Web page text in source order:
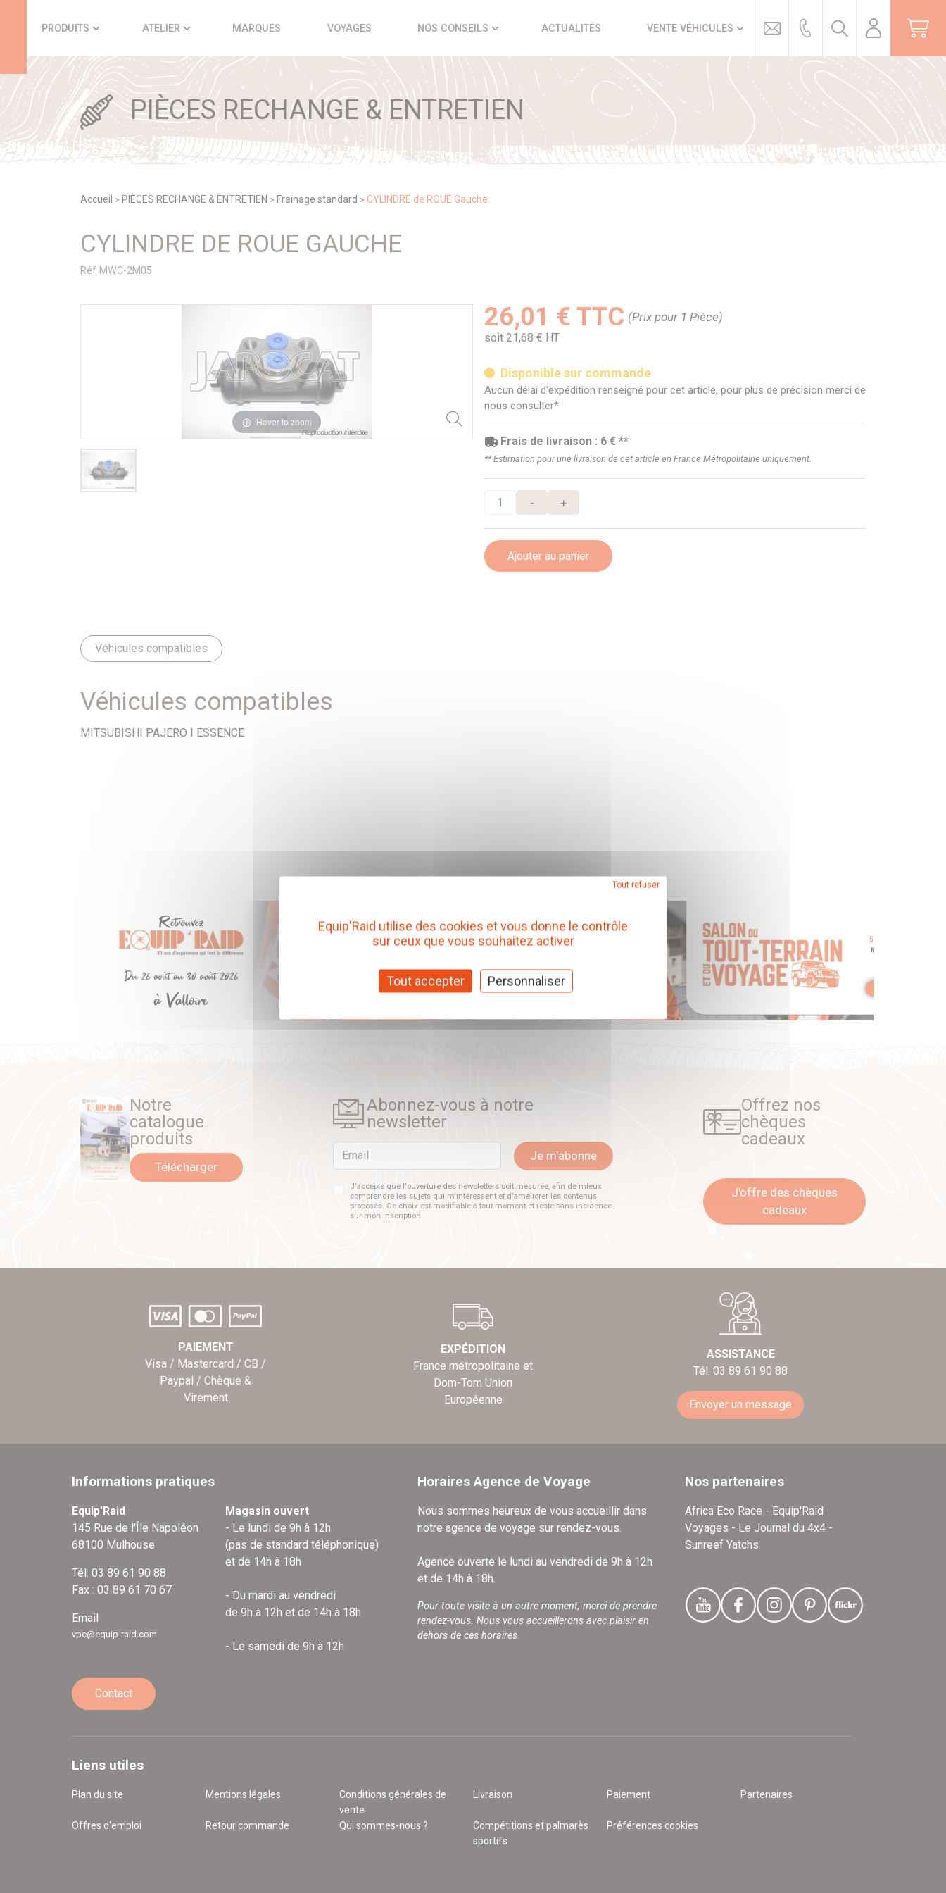
PRODUITS ATELIER MARQUES VOYAGES NOS CONSEILS ACTUALITÉS VENTE VÉHICULES
PIÈCES RECHANGE & ENTRETIEN
Accueil > PIÈCES RECHANGE & ENTRETIEN > Freinage standard > CYLINDRE de ROUE Gauche
CYLINDRE DE ROUE GAUCHE
Réf MWC-2M05
Hover to zoom
26,01 € TTC (Prix pour 1 Pièce)
soit 21,68 € HT
Disponible sur commande
Aucun délai d'expédition renseigné pour cet article, pour plus de précision merci de
nous consulter*
Frais de livraison : 6 € **
** Estimation pour une livraison de cet article en France Métropolitaine uniquement.
- +
Ajouter au panier
Véhicules compatibles
Véhicules compatibles
MITSUBISHI PAJERO I ESSENCE
Notre
catalogue
produits
Télécharger
Abonnez-vous à notre
newsletter
Email Je m'abonne
J'accepte que l'ouverture des newsletters soit mesurée, afin de mieux
comprendre les sujets qui m'intéressent et d'améliorer les contenus
proposés. Ce choix est modifiable à tout moment et reste sans incidence
sur mon inscription.
Offrez nos
chèques
cadeaux
J'offre des chèques
cadeaux
PAIEMENT
Visa / Mastercard / CB /
Paypal / Chèque &
Virement
EXPÉDITION
France métropolitaine et
Dom-Tom Union
Européenne
ASSISTANCE
Tél. 03 89 61 90 88
Envoyer un message
Informations pratiques
Equip'Raid
145 Rue de l'Île Napoléon
68100 Mulhouse
Tél. 03 89 61 90 88
Fax : 03 89 61 70 67
Email
vpc@equip-raid.com
Magasin ouvert
- Le lundi de 9h à 12h
(pas de standard téléphonique)
et de 14h à 18h
- Du mardi au vendredi
de 9h à 12h et de 14h à 18h
- Le samedi de 9h à 12h
Contact
Horaires Agence de Voyage
Nous sommes heureux de vous accueillir dans
notre agence de voyage sur rendez-vous.
Agence ouverte le lundi au vendredi de 9h à 12h
et de 14h à 18h.
Pour toute visite à un autre moment, merci de prendre
rendez-vous. Nous vous accueillerons avec plaisir en
dehors de ces horaires.
Nos partenaires
Africa Eco Race - Equip'Raid
Voyages - Le Journal du 4x4 -
Sunreef Yatchs
Liens utiles
Plan du site Mentions légales
Conditions générales de
vente
Livraison Paiement Partenaires
Offres d'emploi Retour commande Qui sommes-nous ?
Compétitions et palmarès
sportifs
Préférences cookies
Equip'Raid utilise des cookies et vous donne le contrôle
sur ceux que vous souhaitez activer
Tout accepter
Tout refuser
Personnaliser